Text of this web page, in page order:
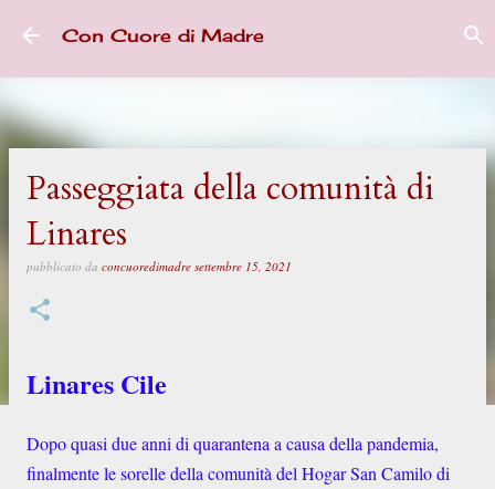
Passa ai contenuti principali
Con Cuore di Madre
Passeggiata della comunità di
Linares
pubblicato da concuoredimadre settembre 15, 2021
Linares Cile
Dopo quasi due anni di quarantena a causa della pandemia,
finalmente le sorelle della comunità del Hogar San Camilo di